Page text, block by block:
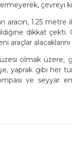
çevreyi
1.25 metre
dikkat çekti.
araçlar
olmak üzere,
yaprak gibi her
ve seyyar